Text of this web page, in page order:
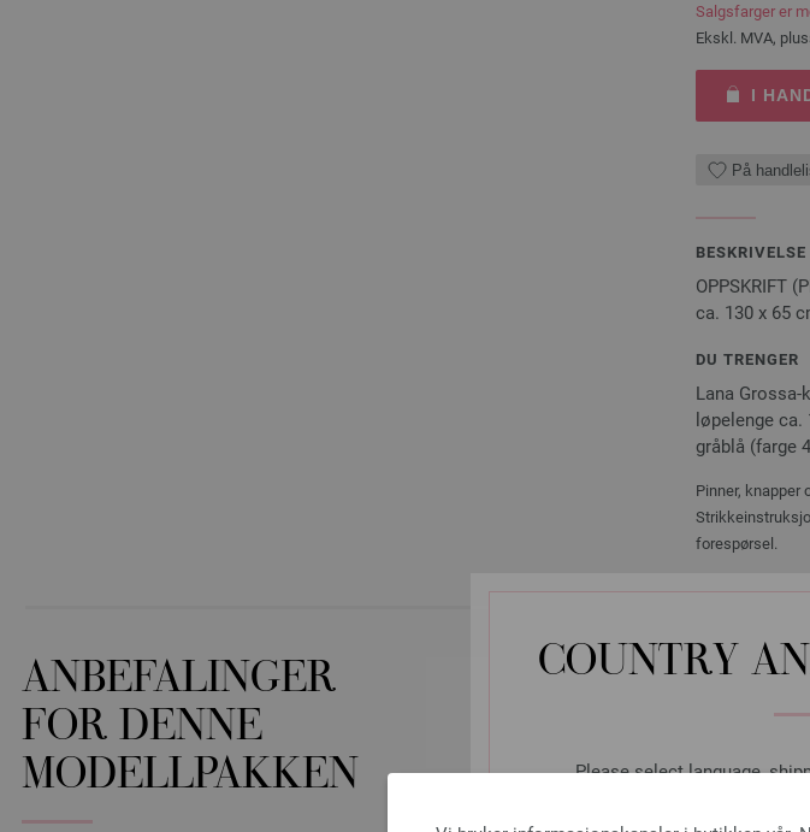
COUNTRY
Please select language,
Salgsfarger er
Ekskl. MVA,
I
På
BESKRIVELSE
OPPSKRIFT
ca. 130 x 65
DU TRENGER
Lana Grossa-
løpelenge
gråblå (farge
Pinner, knapper
forespørsel.
ANBEFALINGER
FOR DENNE
MODELLPAKKEN